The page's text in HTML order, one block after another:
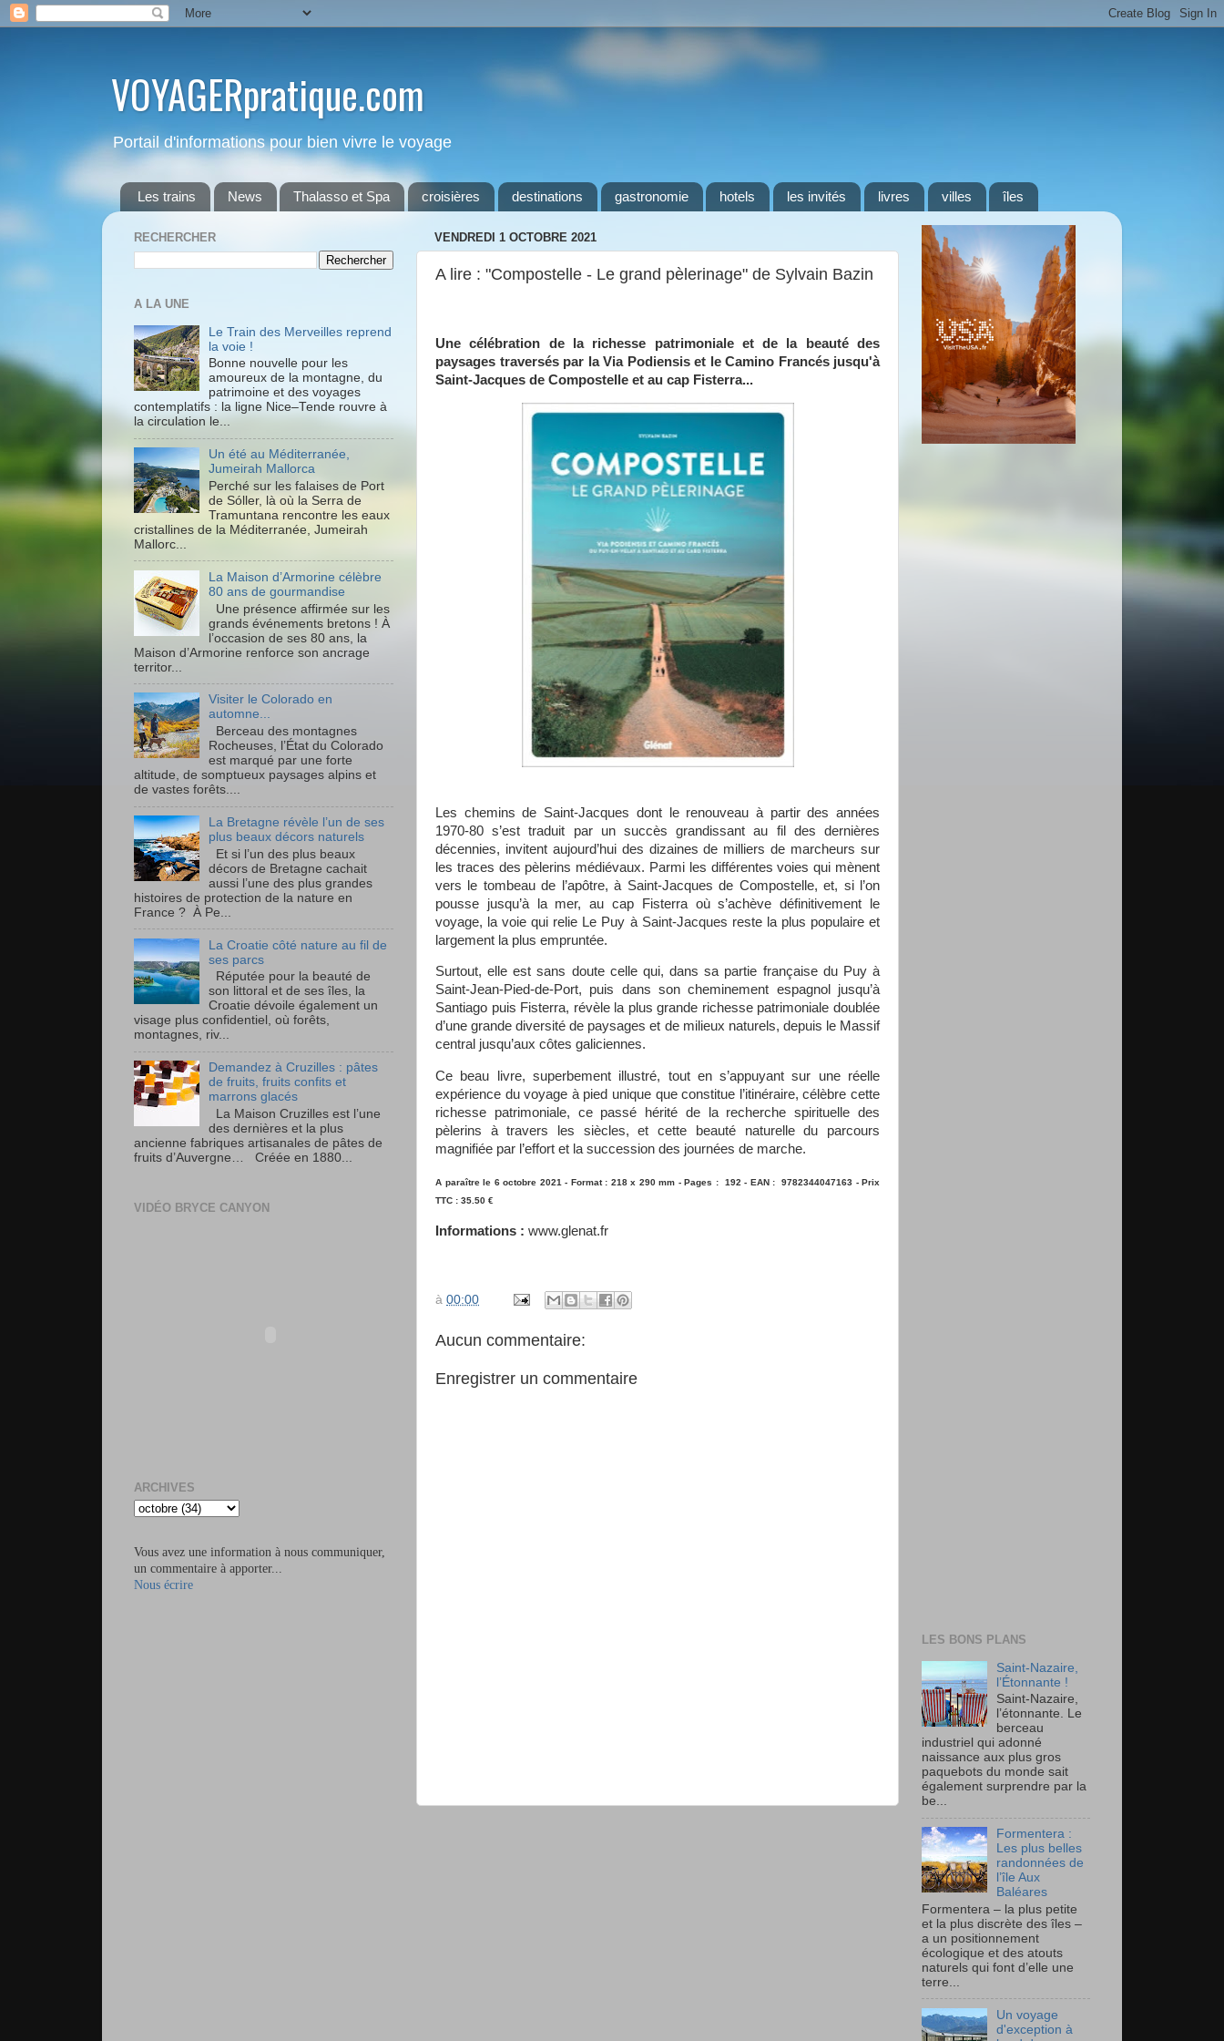
VOYAGERpratique.com
Portail d'informations pour bien vivre le voyage
Les trains News Thalasso et Spa croisières destinations gastronomie hotels les invités livres villes îles
VENDREDI 1 OCTOBRE 2021
A lire : "Compostelle - Le grand pèlerinage" de Sylvain Bazin
Une célébration de la richesse patrimoniale et de la beauté des
paysages traversés par la Via Podiensis et le Camino Francés jusqu'à
Saint-Jacques de Compostelle et au cap Fisterra...
Les chemins de Saint-Jacques dont le renouveau à partir des années
1970-80 s’est traduit par un succès grandissant au fil des dernières
décennies, invitent aujourd’hui des dizaines de milliers de marcheurs sur
les traces des pèlerins médiévaux. Parmi les différentes voies qui mènent
vers le tombeau de l’apôtre, à Saint-Jacques de Compostelle, et, si l’on
pousse jusqu’à la mer, au cap Fisterra où s’achève définitivement le
voyage, la voie qui relie Le Puy à Saint-Jacques reste la plus populaire et
largement la plus empruntée.
Surtout, elle est sans doute celle qui, dans sa partie française du Puy à
Saint-Jean-Pied-de-Port, puis dans son cheminement espagnol jusqu’à
Santiago puis Fisterra, révèle la plus grande richesse patrimoniale doublée
d’une grande diversité de paysages et de milieux naturels, depuis le Massif
central jusqu’aux côtes galiciennes.
Ce beau livre, superbement illustré, tout en s’appuyant sur une réelle
expérience du voyage à pied unique que constitue l’itinéraire, célèbre cette
richesse patrimoniale, ce passé hérité de la recherche spirituelle des
pèlerins à travers les siècles, et cette beauté naturelle du parcours
magnifiée par l’effort et la succession des journées de marche.
A paraître le 6 octobre 2021 - Format : 218 x 290 mm - Pages : 192 - EAN : 9782344047163 - Prix
TTC : 35.50 €
Informations : www.glenat.fr
à 00:00
Aucun commentaire:
Enregistrer un commentaire
RECHERCHER
A LA UNE
Le Train des Merveilles reprend
la voie !
Bonne nouvelle pour les
amoureux de la montagne, du
patrimoine et des voyages
contemplatifs : la ligne Nice–Tende rouvre à
la circulation le...
Un été au Méditerranée,
Jumeirah Mallorca
Perché sur les falaises de Port
de Sóller, là où la Serra de
Tramuntana rencontre les eaux
cristallines de la Méditerranée, Jumeirah
Mallorc...
La Maison d’Armorine célèbre
80 ans de gourmandise
Une présence affirmée sur les
grands événements bretons ! À
l’occasion de ses 80 ans, la
Maison d’Armorine renforce son ancrage
territor...
Visiter le Colorado en
automne...
Berceau des montagnes
Rocheuses, l’État du Colorado
est marqué par une forte
altitude, de somptueux paysages alpins et
de vastes forêts....
La Bretagne révèle l’un de ses
plus beaux décors naturels
Et si l’un des plus beaux
décors de Bretagne cachait
aussi l’une des plus grandes
histoires de protection de la nature en
France ? À Pe...
La Croatie côté nature au fil de
ses parcs
Réputée pour la beauté de
son littoral et de ses îles, la
Croatie dévoile également un
visage plus confidentiel, où forêts,
montagnes, riv...
Demandez à Cruzilles : pâtes
de fruits, fruits confits et
marrons glacés
La Maison Cruzilles est l’une
des dernières et la plus
ancienne fabriques artisanales de pâtes de
fruits d’Auvergne… Créée en 1880...
VIDÉO BRYCE CANYON
ARCHIVES
Vous avez une information à nous communiquer,
un commentaire à apporter...
Nous écrire
LES BONS PLANS
Saint-Nazaire,
l’Étonnante !
Saint-Nazaire,
l’étonnante. Le
berceau
industriel qui adonné
naissance aux plus gros
paquebots du monde sait
également surprendre par la
be...
Formentera :
Les plus belles
randonnées de
l’île Aux
Baléares
Formentera – la plus petite
et la plus discrète des îles –
a un positionnement
écologique et des atouts
naturels qui font d’elle une
terre...
Un voyage
d'exception à